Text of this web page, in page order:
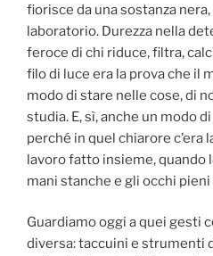
fiorisce da una sostanza
laboratorio. Durezza nella
feroce di chi riduce, filtra,
filo di luce era la prova che il
modo di stare nelle cose, di
studia. E, sì, anche un modo
perché in quel chiarore c’era
lavoro fatto insieme, quando
mani stanche e gli occhi
Guardiamo oggi a quei gesti
diversa: taccuini e strumenti